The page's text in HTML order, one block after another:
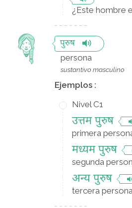
¿Este hombre
पुरुष
persona
sustantivo masculino
Ejemplos :
Nivel C1
उत्तम पुरुष
primera
मध्यम पुरुष
segunda
अन्य पुरुष
tercera